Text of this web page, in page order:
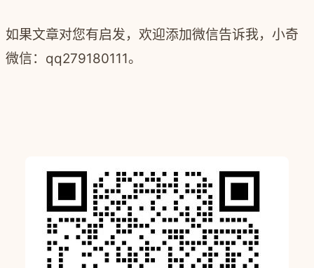
如果文章对您有启发，欢迎添加微信告诉我，小奇
微信：qq279180111。